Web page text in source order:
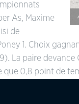
As, Maxime
de
1. Choix
La paire
que 0,8 point de
Lescouley